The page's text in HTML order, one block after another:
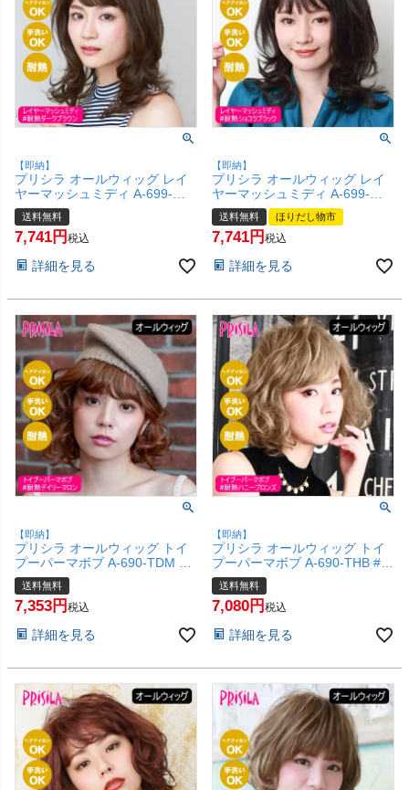
【即納】
プリシラ オールウィッグ レイ
ヤーマッシュミディ A-699-
TDB #耐熱ダークブラウン 【か
つら 和装 コスプレ 医療用 自然
ごくゆるウェーブ バレない ミ
愛い 小顔 簡単 お手軽 初心者向
(6057756)
送料無料
7,741 税込
詳細を見る
【即納】
プリシラ オールウィッグ レイ
ヤーマッシュミディ A-699-
TCK #耐熱ショコラブラック
【かつら 和装 コスプレ 医療用
自然 ごくゆるウェーブ バレな
い 可愛い 小顔 簡単 お手軽 初
無料】(6057755)
送料無料 ほりだし物市
7,741 税込
詳細を見る
【即納】
プリシラ オールウィッグ トイ
プーパーマボブ A-690-TDM #
耐熱デイリーマロン 【かつら
和装 コスプレ 医療用 自然 クセ
毛風 くるくる 外国人風 おしゃ
お手軽 初心者向け 女性 】【宅
送料無料
7,353 税込
詳細を見る
【即納】
プリシラ オールウィッグ トイ
プーパーマボブ A-690-THB #耐
熱ハニーブロンズ 【かつら 和
装 コスプレ 医療用 自然 クセ毛
風 くるくる 外国人風 おしゃれ
軽 初心者向け 女性 】【宅配便
送料無料
7,080 税込
詳細を見る